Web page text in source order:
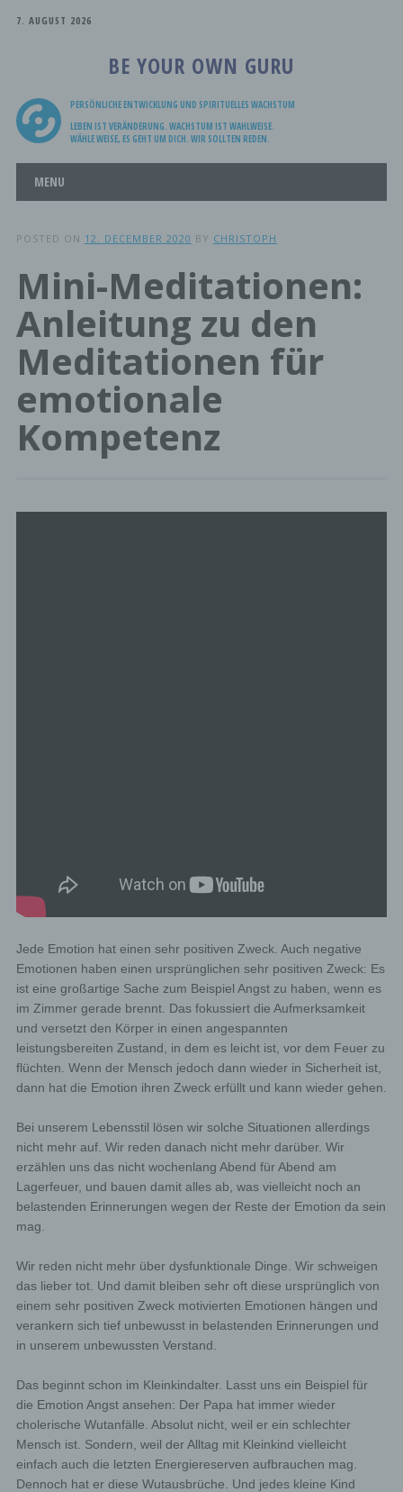
7. AUGUST 2026
BE YOUR OWN GURU
PERSÖNLICHE ENTWICKLUNG UND SPIRITUELLES WACHSTUM
LEBEN IST VERÄNDERUNG. WACHSTUM IST WAHLWEISE.
WÄHLE WEISE, ES GEHT UM DICH. WIR SOLLTEN REDEN.
Main menu
MENU
POSTED ON 12. DECEMBER 2020 BY CHRISTOPH
Mini-Meditationen:
Anleitung zu den
Meditationen für
emotionale
Kompetenz
Jede Emotion hat einen sehr positiven Zweck. Auch negative
Emotionen haben einen ursprünglichen sehr positiven Zweck: Es
ist eine großartige Sache zum Beispiel Angst zu haben, wenn es
im Zimmer gerade brennt. Das fokussiert die Aufmerksamkeit
und versetzt den Körper in einen angespannten
leistungsbereiten Zustand, in dem es leicht ist, vor dem Feuer zu
flüchten. Wenn der Mensch jedoch dann wieder in Sicherheit ist,
dann hat die Emotion ihren Zweck erfüllt und kann wieder gehen.
Bei unserem Lebensstil lösen wir solche Situationen allerdings
nicht mehr auf. Wir reden danach nicht mehr darüber. Wir
erzählen uns das nicht wochenlang Abend für Abend am
Lagerfeuer, und bauen damit alles ab, was vielleicht noch an
belastenden Erinnerungen wegen der Reste der Emotion da sein
mag.
Wir reden nicht mehr über dysfunktionale Dinge. Wir schweigen
das lieber tot. Und damit bleiben sehr oft diese ursprünglich von
einem sehr positiven Zweck motivierten Emotionen hängen und
verankern sich tief unbewusst in belastenden Erinnerungen und
in unserem unbewussten Verstand.
Das beginnt schon im Kleinkindalter. Lasst uns ein Beispiel für
die Emotion Angst ansehen: Der Papa hat immer wieder
cholerische Wutanfälle. Absolut nicht, weil er ein schlechter
Mensch ist. Sondern, weil der Alltag mit Kleinkind vielleicht
einfach auch die letzten Energiereserven aufbrauchen mag.
Dennoch hat er diese Wutausbrüche. Und jedes kleine Kind